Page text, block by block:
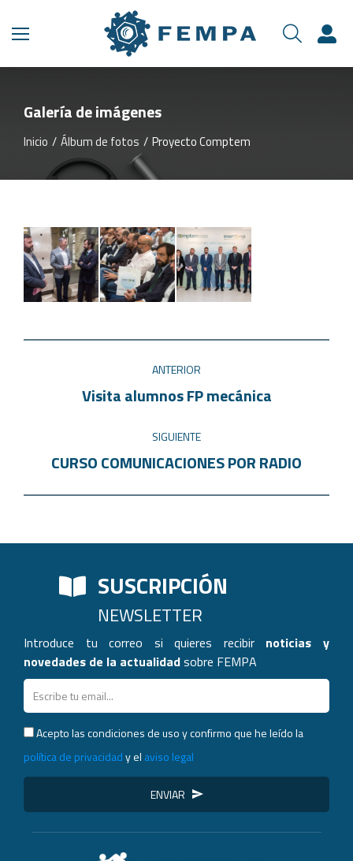
Galería de imágenes
Estás aquí:
Inicio Álbum de fotos Proyecto Comptem
ANTERIOR
Visita alumnos FP mecánica
SIGUIENTE
CURSO COMUNICACIONES POR RADIO
SUSCRIPCIÓN
NEWSLETTER
Introduce tu correo si quieres recibir noticias y
novedades de la actualidadsobre FEMPA
Acepto las condiciones de uso y confirmo que he leído la
política de privacidady el aviso legal
ENVIAR